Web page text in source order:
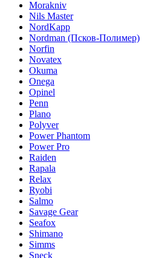
Morakniv
Nils Master
NordKapp
Nordman (Псков-Полимер)
Norfin
Novatex
Okuma
Onega
Opinel
Penn
Plano
Polyver
Power Phantom
Power Pro
Raiden
Rapala
Relax
Ryobi
Salmo
Savage Gear
Seafox
Shimano
Simms
Sneck